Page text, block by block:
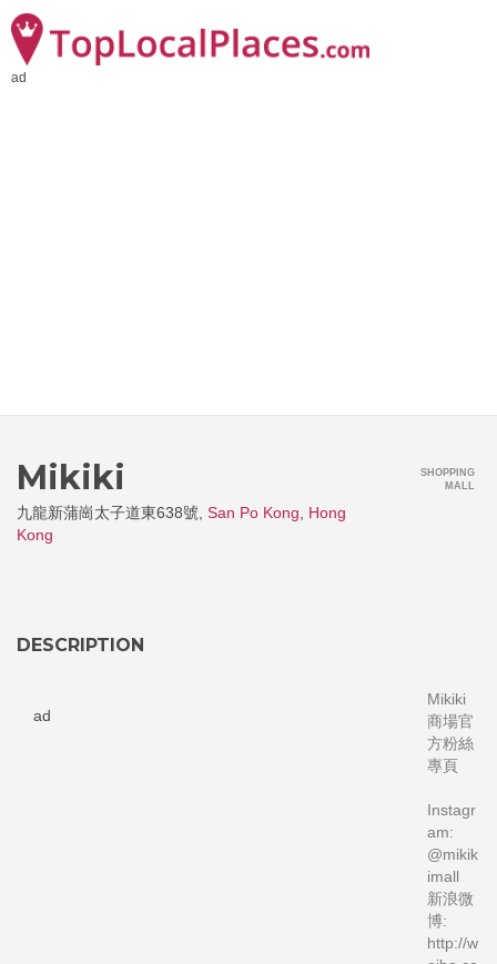
ad
Mikiki
九龍新蒲崗太子道東638號, San Po Kong
Hong
Kong
SHOPPING
MALL
DESCRIPTION
ad
Mikiki
商場官
方粉絲
專頁
Instagr
am:
@mikik
imall
新浪微
博:
http://w